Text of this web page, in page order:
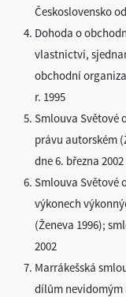
Československo
Dohoda o
vlastnictví,
obchodní
r. 1995
Smlouva Světové
právu autorském
dne 6. března 2002
Smlouva Světové
výkonech
(Ženeva 1996);
2002
Marrákešská
dílům nevidomým